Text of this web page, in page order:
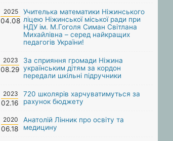
2025
04.08
Учителька математики Ніжинського
ліцею Ніжинської міської ради при
НДУ ім. М.Гоголя Симан Світлана
Михайлівна – серед найкращих
педагогів України!
2023
08.29
За сприяння громади Ніжина
українським дітям за кордон
передали шкільні підручники
2023
02.16
720 школярів харчуватимуться за
рахунок бюджету
2020
06.18
Анатолій Лінник про освіту та
медицину